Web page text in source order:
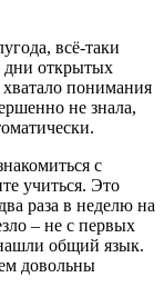
всё-таки
дни открытых
понимания
не знала,
с
учиться. Это
раза в неделю на
– не с первых
общий язык.
довольны